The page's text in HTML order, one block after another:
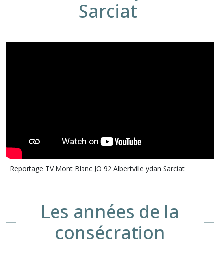
Sarciat
Reportage TV Mont Blanc JO 92 Albertville ydan Sarciat
Les années de la
consécration